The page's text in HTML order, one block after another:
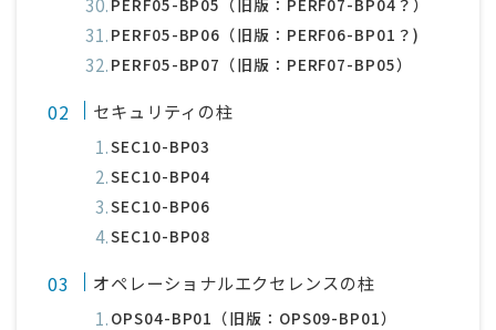
PERF05-BP06（旧版：PERF06-BP01？)
PERF05-BP07（旧版：PERF07-BP05）
セキュリティの柱
SEC10-BP03
SEC10-BP04
SEC10-BP06
SEC10-BP08
オペレーショナルエクセレンスの柱
OPS04-BP01（旧版：OPS09-BP01）